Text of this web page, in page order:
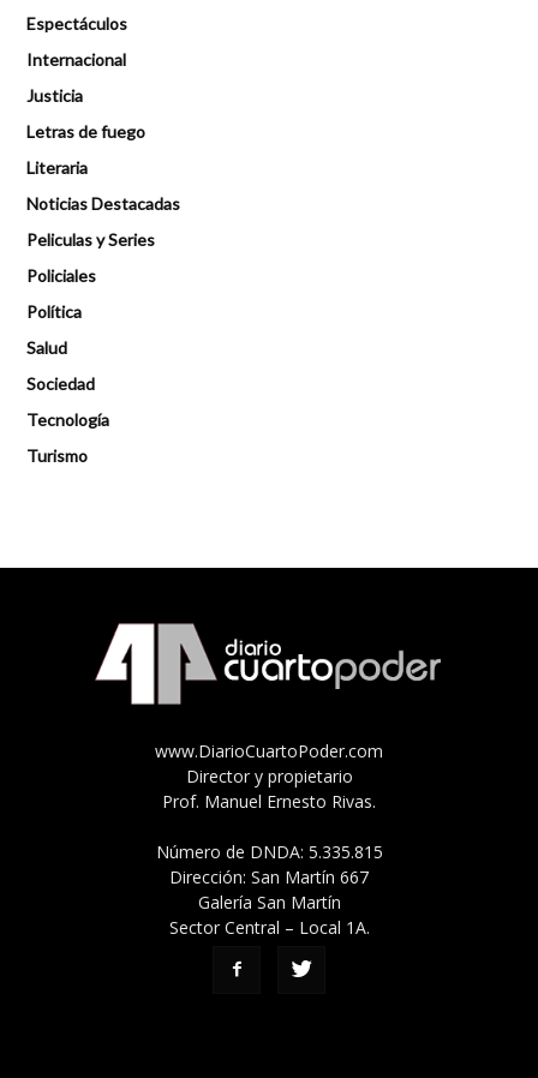
Espectáculos
Internacional
Justicia
Letras de fuego
Literaria
Noticias Destacadas
Peliculas y Series
Policiales
Política
Salud
Sociedad
Tecnología
Turismo
www.DiarioCuartoPoder.com
Director y propietario
Prof. Manuel Ernesto Rivas.
Número de DNDA: 5.335.815
Dirección: San Martín 667
Galería San Martín
Sector Central – Local 1A.